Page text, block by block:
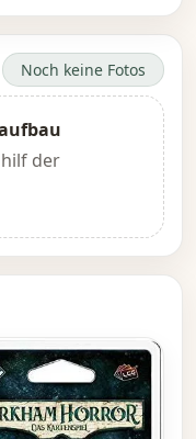
Noch keine Fotos
der